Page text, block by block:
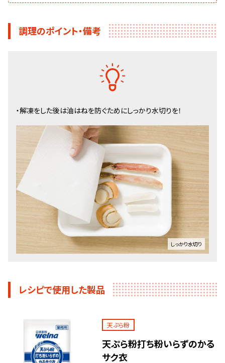
調理のポイント・備考
・解凍をした後は油はねを防ぐためにしっかり水切りを！
しっかり水切り
レシピで使用した製品
天ぷら粉
天ぷら粉打ち粉いらずのかる
サク衣